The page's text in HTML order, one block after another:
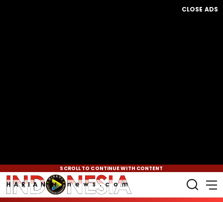
CLOSE ADS
SCROLL TO CONTINUE WITH CONTENT